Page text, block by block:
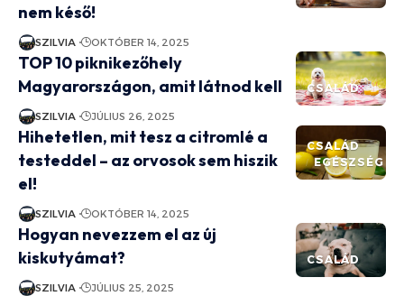
nem késő!
SZILVIA OKTÓBER 14, 2025
CSALÁD
TOP 10 piknikezőhely
Magyarországon, amit látnod kell
SZILVIA JÚLIUS 26, 2025
CSALÁD
EGÉSZSÉG
Hihetetlen, mit tesz a citromlé a
testeddel – az orvosok sem hiszik
el!
SZILVIA OKTÓBER 14, 2025
CSALÁD
Hogyan nevezzem el az új
kiskutyámat?
SZILVIA JÚLIUS 25, 2025